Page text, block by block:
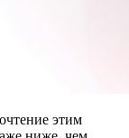
этим